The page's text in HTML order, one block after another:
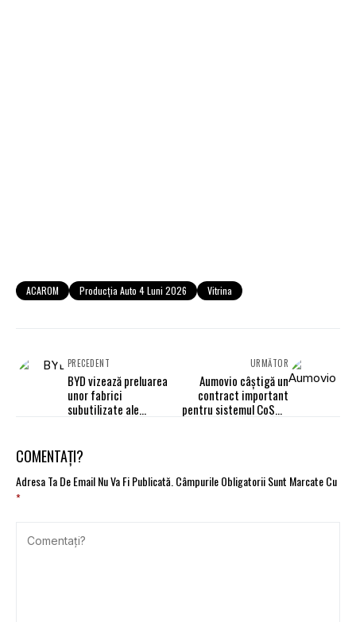
ACAROM Producția Auto 4 Luni 2026 Vitrina
PRECEDENT
BYD vizează preluarea
unor fabrici
subutilizate ale
de vehicule electrice
URMĂTOR
Aumovio câștigă un
contract important
pentru sistemul CoSmA
COMENTAȚI?
Adresa Ta De Email Nu Va Fi Publicată.Câmpurile Obligatorii Sunt Marcate Cu
*